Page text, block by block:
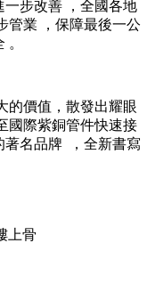
改善 ，全國各地
管業 ，保障最後一公
。
價值，散發出耀眼
國際紫銅管件快速接
著名品牌  ，全新書寫
上骨